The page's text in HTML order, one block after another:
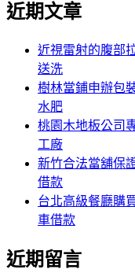
章:
關
近期文章
近視雷射的腹部
送洗
樹林當鋪申辦包
水肥
桃園木地板公司
工廠
新竹合法當舖保
借款
台北高級餐廳購
車借款
近期留言